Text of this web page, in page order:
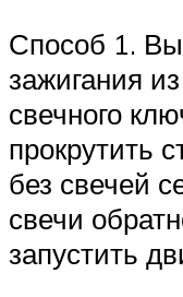
Способ 1.
зажигания
свечного
прокрутить
без свечей
свечи
запустить